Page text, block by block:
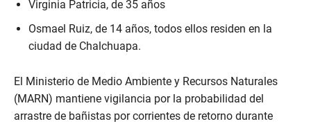
Virginia Patricia, de 35 años
Osmael Ruiz, de 14 años, todos ellos residen en la
ciudad de Chalchuapa.
El Ministerio de Medio Ambiente y Recursos Naturales
(MARN) mantiene vigilancia por la probabilidad del
arrastre de bañistas por corrientes de retorno durante